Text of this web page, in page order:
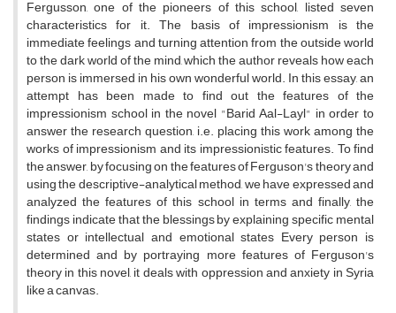
Fergusson, one of the pioneers of this school, listed seven
characteristics for it. The basis of impressionism is the
immediate feelings and turning attention from the outside world
to the dark world of the mind, which the author reveals how each
person is immersed in his own wonderful world. In this essay, an
attempt has been made to find out the features of the
impressionism school in the novel "Barid Aal-Layl" in order to
answer the research question, i.e. placing this work among the
works of impressionism and its impressionistic features. To find
the answer, by focusing on the features of Ferguson's theory and
using the descriptive-analytical method, we have expressed and
analyzed the features of this school in terms and finally, the
findings indicate that the blessings by explaining specific mental
states or intellectual and emotional states Every person is
determined and by portraying more features of Ferguson's
theory in this novel, it deals with oppression and anxiety in Syria
like a canvas.